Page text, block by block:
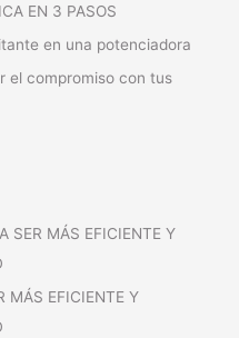
EN 3 PASOS
en una potenciadora
el compromiso con tus
SER MÁS EFICIENTE Y
MÁS EFICIENTE Y